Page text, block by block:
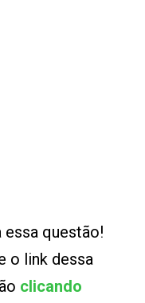
questão!
o link dessa
clicando